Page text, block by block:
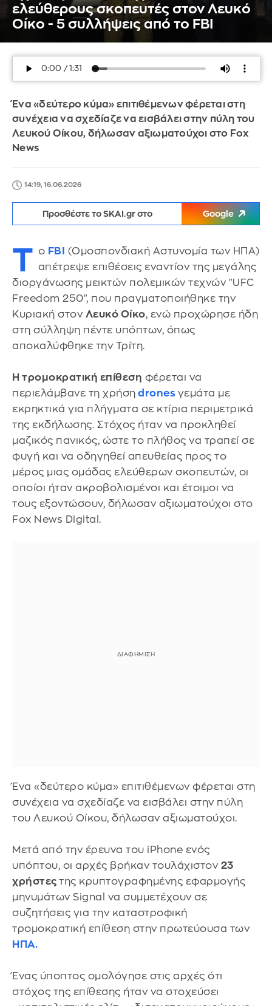
ελεύθερους σκοπευτές στον Λευκό
Οίκο - 5 συλλήψεις από το FBI
Ένα «δεύτερο κύμα» επιτιθέμενων φέρεται στη
συνέχεια να σχεδίαζε να εισβάλει στην πύλη του
Λευκού Οίκου, δήλωσαν αξιωματούχοι στο Fox
News
14:19, 16.06.2026
Προσθέστε το SKAI.gr στο Google
Τ ο FBI
(Ομοσπονδιακή Αστυνομία των ΗΠΑ)
απέτρεψε επιθέσεις εναντίον της μεγάλης
διοργάνωσης μεικτών πολεμικών τεχνών "UFC
Freedom 250", που πραγματοποιήθηκε την
Κυριακή στον Λευκό Οίκο, ενώ προχώρησε ήδη
στη σύλληψη πέντε υπόπτων, όπως
αποκαλύφθηκε την Τρίτη.
Η τρομοκρατική επίθεση φέρεται να
περιελάμβανε τη χρήση drones γεμάτα με
εκρηκτικά για πλήγματα σε κτίρια περιμετρικά
της εκδήλωσης. Στόχος ήταν να προκληθεί
μαζικός πανικός, ώστε το πλήθος να τραπεί σε
φυγή και να οδηγηθεί απευθείας προς το
μέρος μιας ομάδας ελεύθερων σκοπευτών, οι
οποίοι ήταν ακροβολισμένοι και έτοιμοι να
τους εξοντώσουν, δήλωσαν αξιωματούχοι στο
Fox News Digital.
Ένα «δεύτερο κύμα» επιτιθέμενων φέρεται στη
συνέχεια να σχεδίαζε να εισβάλει στην πύλη
του Λευκού Οίκου, δήλωσαν αξιωματούχοι.
Μετά από την έρευνα του iPhone ενός
υπόπτου, οι αρχές βρήκαν τουλάχιστον 23
χρήστες της κρυπτογραφημένης εφαρμογής
μηνυμάτων Signal να συμμετέχουν σε
συζητήσεις για την καταστροφική
τρομοκρατική επίθεση στην πρωτεύουσα των
ΗΠΑ.
Ένας ύποπτος ομολόγησε στις αρχές ότι
στόχος της επίθεσης ήταν να στοχεύσει